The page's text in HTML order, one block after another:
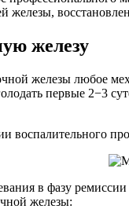
железы,
железу
железы любое
первые 2−3
воспалительного
в фазу
железы: